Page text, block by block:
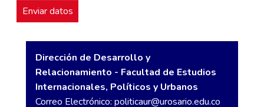
Dirección de Desarrollo y
Relacionamiento - Facultad de Estudios
Internacionales, Políticos y Urbanos
Correo Electrónico: politicaur@urosario.edu.co